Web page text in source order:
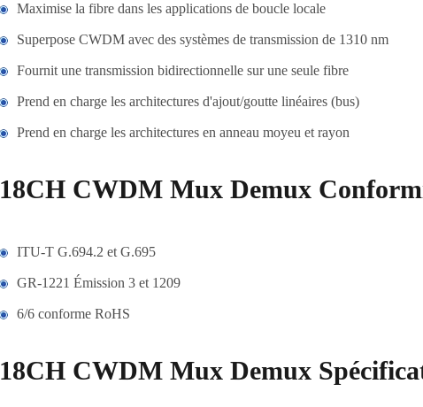
Maximise la fibre dans les applications de boucle locale
Superpose CWDM avec des systèmes de transmission de 1310 nm
Fournit une transmission bidirectionnelle sur une seule fibre
Prend en charge les architectures d'ajout/goutte linéaires (bus)
Prend en charge les architectures en anneau moyeu et rayon
18CH CWDM Mux Demux
ITU-T G.694.2 et G.695
GR-1221 Émission 3 et 1209
6/6 conforme RoHS
18CH CWDM Mux Demux